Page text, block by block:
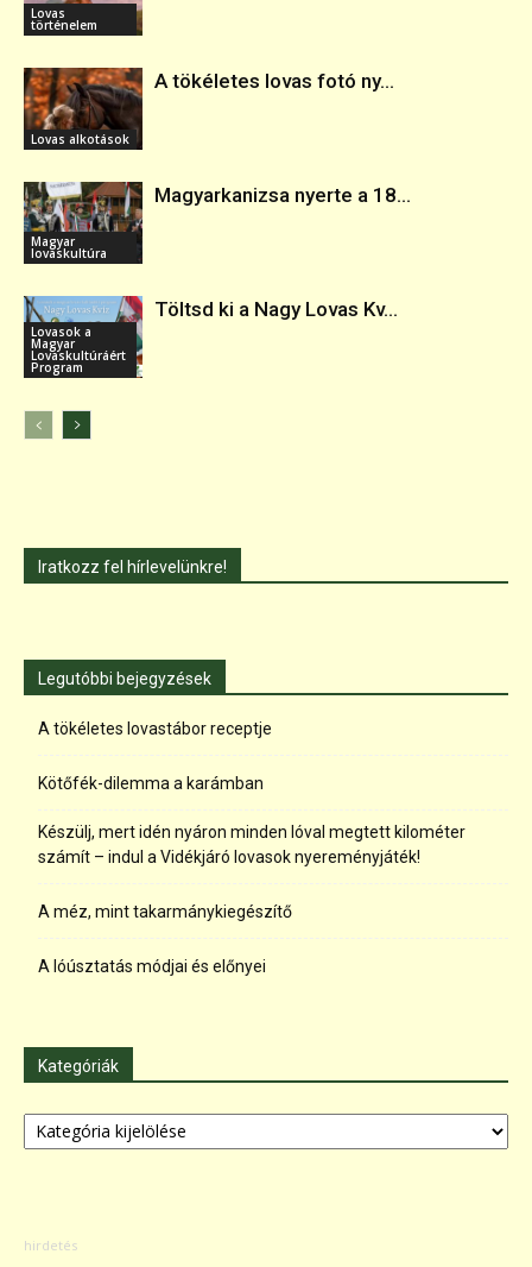
Lovas
történelem
Lovas alkotások
A tökéletes lovas fotó ny...
Magyar
lovaskultúra
Magyarkanizsa nyerte a 18...
Lovasok a
Magyar
Lovaskultúráért
Program
Töltsd ki a Nagy Lovas Kv...
Iratkozz fel hírlevelünkre!
Legutóbbi bejegyzések
A tökéletes lovastábor receptje
Kötőfék-dilemma a karámban
Készülj, mert idén nyáron minden lóval megtett kilométer
számít – indul a Vidékjáró lovasok nyereményjáték!
A méz, mint takarmánykiegészítő
A lóúsztatás módjai és előnyei
Kategóriák
Kategóriák